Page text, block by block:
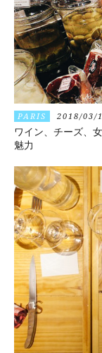
PARIS 2018/03/
ワイン、チーズ、
魅力